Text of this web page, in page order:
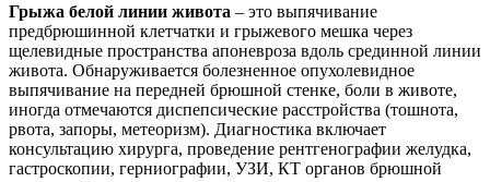
Грыжа белой линии живота – это выпячивание
предбрюшинной клетчатки и грыжевого мешка через
щелевидные пространства апоневроза вдоль срединной линии
живота. Обнаруживается болезненное опухолевидное
выпячивание на передней брюшной стенке, боли в животе,
иногда отмечаются диспепсические расстройства (тошнота,
рвота, запоры, метеоризм). Диагностика включает
консультацию хирурга, проведение рентгенографии желудка,
гастроскопии, герниографии, УЗИ, КТ органов брюшной